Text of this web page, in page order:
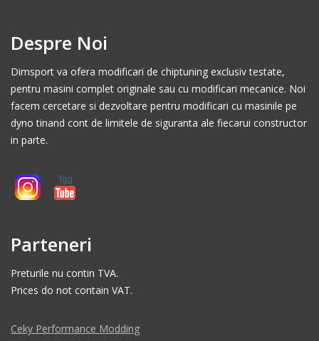
Despre Noi
Dimsport va ofera modificari de chiptuning exclusiv testate,
pentru masini complet originale sau cu modificari mecanice. Noi
facem cercetare si dezvoltare pentru modificari cu masinile pe
dyno tinand cont de limitele de siguranta ale fiecarui constructor
in parte.
Parteneri
Preturile nu contin TVA.
Prices do not contain VAT.
Ceky Performance Modding